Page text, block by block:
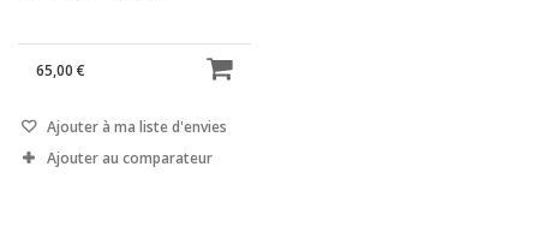
65,00 €
Ajouter à ma liste d'envies
Ajouter au comparateur